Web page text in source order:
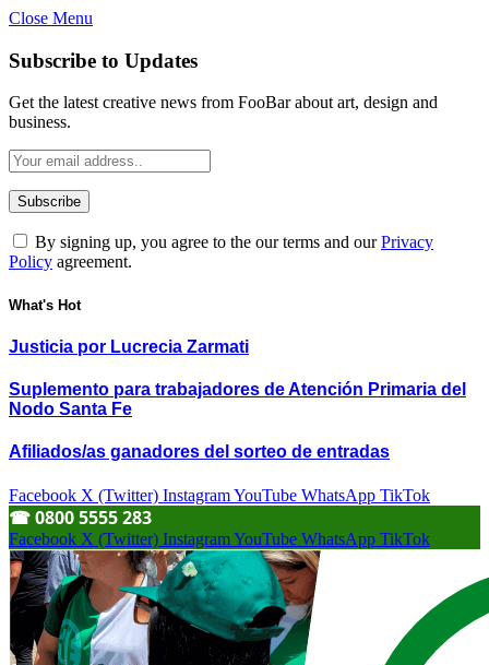
Close Menu
Subscribe to Updates
Get the latest creative news from FooBar about art, design and
business.
By signing up, you agree to the our terms and ourPrivacy
Policy agreement.
What's Hot
Justicia por Lucrecia Zarmati
Suplemento para trabajadores de Atención Primaria del
Nodo Santa Fe
Afiliados/as ganadores del sorteo de entradas
Facebook X (Twitter) InstagramYouTube WhatsApp TikTok
☎︎ 0800 5555 283
Facebook X (Twitter) InstagramYouTube WhatsApp TikTok